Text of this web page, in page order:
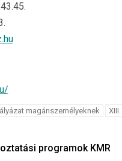
magánszemélyeknek
programok KMR